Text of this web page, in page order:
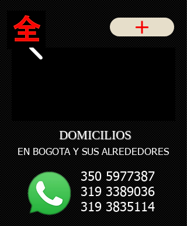
IMPORPARTES MT
DOMICILIOS
EN BOGOTA Y SUS ALREDEDORES
350 5977387
319 3389036
319 3835114